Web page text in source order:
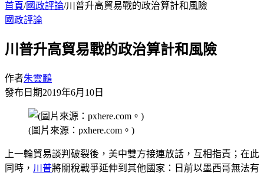
首頁/國政評論/川普升高貿易戰的政治算計和風險
國政評論
川普升高貿易戰的政治算計和風險
作者朱雲鵬
發布日期2019年6月10日
(圖片來源：pxhere.com。)
上一輪貿易談判破裂後，美中雙方接連放話，互相指責；在此
同時， 川普將關稅戰爭延伸到其他國家：日前以墨西哥無法有